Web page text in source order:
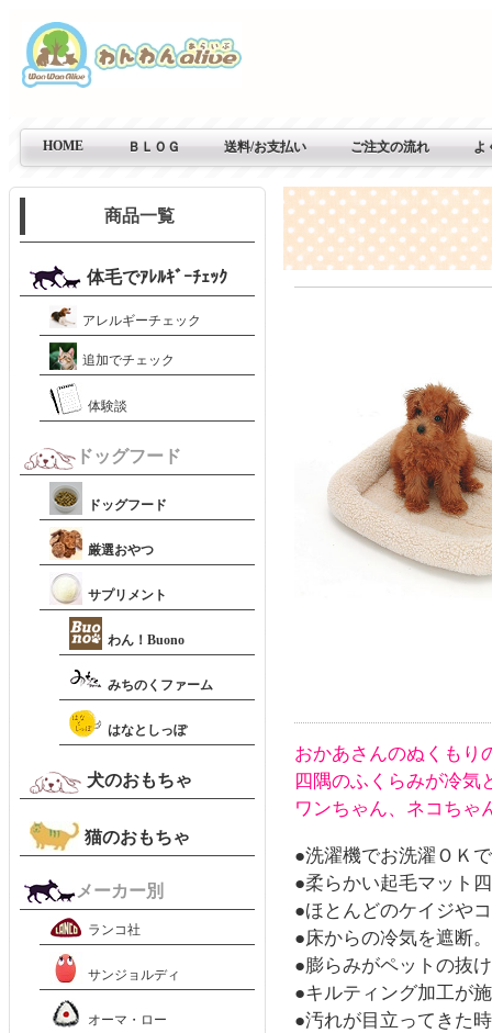
HOME ＢＬＯＧ 送料/お支払い ご注文の流れ よ
おかあさんのぬくもり
四隅のふくらみが冷気
ワンちゃん、ネコちゃ
●洗濯機でお洗濯ＯＫ
●柔らかい起毛マット
●ほとんどのケイジや
●床からの冷気を遮断
●膨らみがペットの抜
●キルティング加工が
●汚れが目立ってきた
商品一覧
体毛でｱﾚﾙｷﾞｰﾁｪｯｸ
アレルギーチェック
追加でチェック
体験談
ドッグフード
ドッグフード
厳選おやつ
サプリメント
わん！Buono
みちのくファーム
はなとしっぽ
犬のおもちゃ
猫のおもちゃ
メーカー別
ランコ社
サンジョルディ
オーマ・ロー